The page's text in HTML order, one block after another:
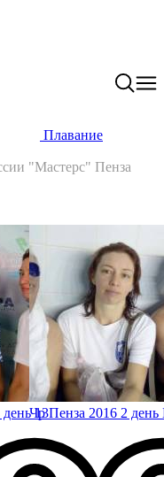
Плавание
"Мастерс" Пенза
13
Чр Пенза 2016 2